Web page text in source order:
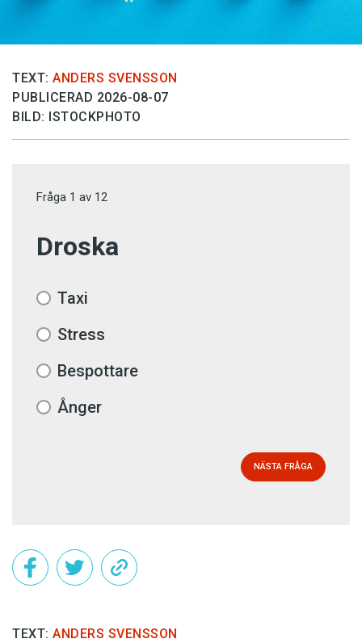
TEXT: ANDERS SVENSSON
PUBLICERAD 2026-08-07
BILD: ISTOCKPHOTO
Fråga 1 av 12
Droska
Taxi
Stress
Bespottare
Ånger
NÄSTA FRÅGA
TEXT: ANDERS SVENSSON